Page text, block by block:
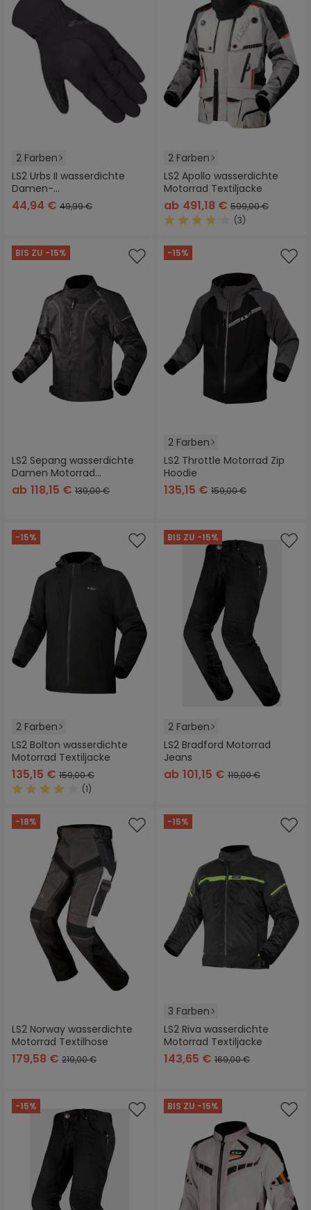
2 Farben
LS2 Urbs II wasserdichte
Damen-
Motorradhandschuhe
44,94 € 49,99 €
2 Farben
LS2 Apollo wasserdichte
Motorrad Textiljacke
ab 491,18 € 599,00 €
(3)
BIS ZU -15%
LS2 Sepang wasserdichte
Damen Motorrad
Textiljacke
ab 118,15 € 139,00 €
-15%
2 Farben
LS2 Throttle Motorrad Zip
Hoodie
135,15 € 159,00 €
-15%
2 Farben
LS2 Bolton wasserdichte
Motorrad Textiljacke
135,15 € 159,00 €
(1)
BIS ZU -15%
2 Farben
LS2 Bradford Motorrad
Jeans
ab 101,15 € 119,00 €
-18%
LS2 Norway wasserdichte
Motorrad Textilhose
179,58 € 219,00 €
-15%
3 Farben
LS2 Riva wasserdichte
Motorrad Textiljacke
143,65 € 169,00 €
-15% BIS ZU -15%